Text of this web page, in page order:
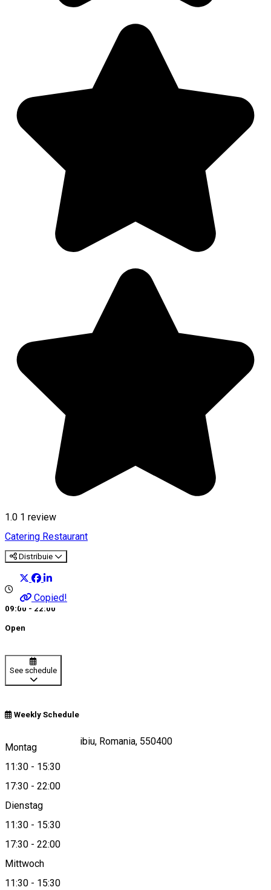
1.0 1 review
Catering Restaurant
Distribuie
Copied!
09:00 - 22:00
Open
See schedule
Weekly Schedule
Montag
11:30 - 15:30
17:30 - 22:00
Dienstag
11:30 - 15:30
17:30 - 22:00
Mittwoch
11:30 - 15:30
Piata Crisan 7C, Sibiu, Romania, 550400
View on map